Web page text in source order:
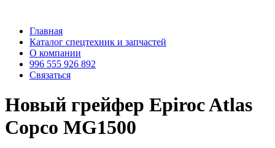
Главная
Каталог спецтехник и запчастей
О компании
996 555 926 892
Связаться
Новый грейфер Epiroc Atlas
Copco MG1500